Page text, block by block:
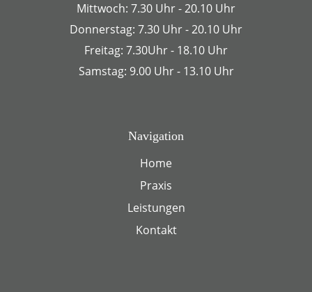
Mittwoch: 7.30 Uhr - 20.10 Uhr
Donnerstag: 7.30 Uhr - 20.10 Uhr
Freitag: 7.30Uhr - 18.10 Uhr
Samstag: 9.00 Uhr - 13.10 Uhr
Navigation
Home
Praxis
Leistungen
Kontakt